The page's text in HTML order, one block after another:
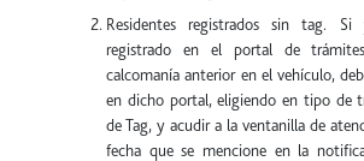
Residentes registrados sin tag. Si
registrado en el portal de
calcomanía anterior en el vehículo,
en dicho portal, eligiendo en tipo de
de Tag, y acudir a la ventanilla de
fecha que se mencione en la